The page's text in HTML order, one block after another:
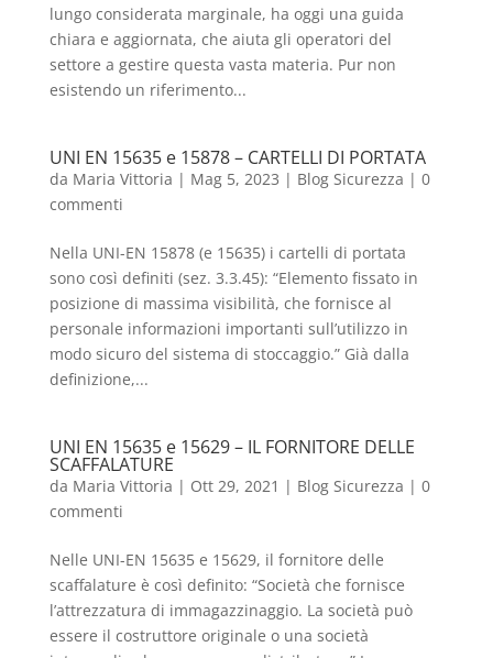
lungo considerata marginale, ha oggi una guida
chiara e aggiornata, che aiuta gli operatori del
settore a gestire questa vasta materia. Pur non
esistendo un riferimento...
UNI EN 15635 e 15878 – CARTELLI DI PORTATA
da Maria Vittoria | Mag 5, 2023 | Blog Sicurezza | 0
commenti
Nella UNI-EN 15878 (e 15635) i cartelli di portata
sono così definiti (sez. 3.3.45): “Elemento fissato in
posizione di massima visibilità, che fornisce al
personale informazioni importanti sull’utilizzo in
modo sicuro del sistema di stoccaggio.” Già dalla
definizione,...
UNI EN 15635 e 15629 – IL FORNITORE DELLE
SCAFFALATURE
da Maria Vittoria | Ott 29, 2021 | Blog Sicurezza | 0
commenti
Nelle UNI-EN 15635 e 15629, il fornitore delle
scaffalature è così definito: “Società che fornisce
l’attrezzatura di immagazzinaggio. La società può
essere il costruttore originale o una società